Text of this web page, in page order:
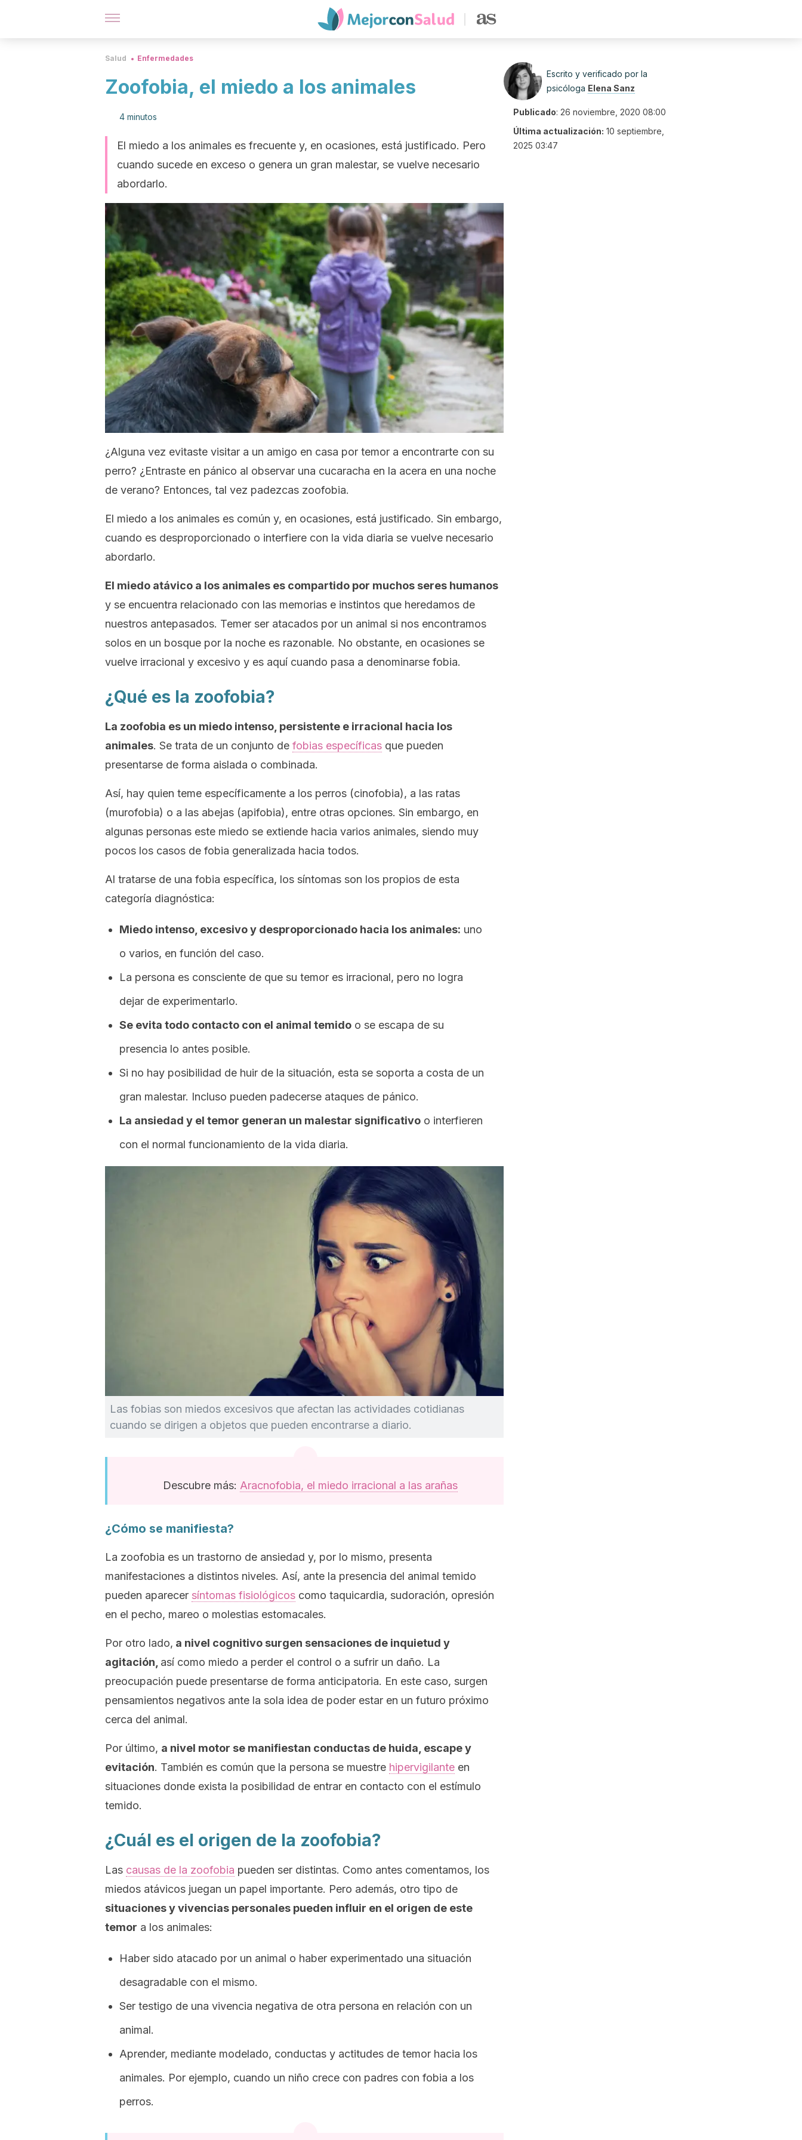
Salud Enfermedades
Zoofobia, el miedo a los animales
4 minutos
El miedo a los animales es frecuente y, en ocasiones, está justificado. Pero
cuando sucede en exceso o genera un gran malestar, se vuelve necesario
abordarlo.
¿Alguna vez evitaste visitar a un amigo en casa por temor a encontrarte con su
perro? ¿Entraste en pánico al observar una cucaracha en la acera en una noche
de verano? Entonces, tal vez padezcas zoofobia.
El miedo a los animales es común y, en ocasiones, está justificado. Sin embargo,
cuando es desproporcionado o interfiere con la vida diaria se vuelve necesario
abordarlo.
El miedo atávico a los animales es compartido por muchos seres humanos
y se encuentra relacionado con las memorias e instintos que heredamos de
nuestros antepasados. Temer ser atacados por un animal si nos encontramos
solos en un bosque por la noche es razonable. No obstante, en ocasiones se
vuelve irracional y excesivo y es aquí cuando pasa a denominarse fobia.
¿Qué es la zoofobia?
La zoofobia es un miedo intenso, persistente e irracional hacia los
animales. Se trata de un conjunto de fobias específicas que pueden
presentarse de forma aislada o combinada.
Así, hay quien teme específicamente a los perros (cinofobia), a las ratas
(murofobia) o a las abejas (apifobia), entre otras opciones. Sin embargo, en
algunas personas este miedo se extiende hacia varios animales, siendo muy
pocos los casos de fobia generalizada hacia todos.
Al tratarse de una fobia específica, los síntomas son los propios de esta
categoría diagnóstica:
Miedo intenso, excesivo y desproporcionado hacia los animales: uno
o varios, en función del caso.
La persona es consciente de que su temor es irracional, pero no logra
dejar de experimentarlo.
Se evita todo contacto con el animal temido o se escapa de su
presencia lo antes posible.
Si no hay posibilidad de huir de la situación, esta se soporta a costa de un
gran malestar. Incluso pueden padecerse ataques de pánico.
La ansiedad y el temor generan un malestar significativo o interfieren
con el normal funcionamiento de la vida diaria.
Las fobias son miedos excesivos que afectan las actividades cotidianas
cuando se dirigen a objetos que pueden encontrarse a diario.
Descubre más: Aracnofobia, el miedo irracional a las arañas
¿Cómo se manifiesta?
La zoofobia es un trastorno de ansiedad y, por lo mismo, presenta
manifestaciones a distintos niveles. Así, ante la presencia del animal temido
pueden aparecer síntomas fisiológicos como taquicardia, sudoración, opresión
en el pecho, mareo o molestias estomacales.
Por otro lado, a nivel cognitivo surgen sensaciones de inquietud y
agitación, así como miedo a perder el control o a sufrir un daño. La
preocupación puede presentarse de forma anticipatoria. En este caso, surgen
pensamientos negativos ante la sola idea de poder estar en un futuro próximo
cerca del animal.
Por último, a nivel motor se manifiestan conductas de huida, escape y
evitación. También es común que la persona se muestre hipervigilante en
situaciones donde exista la posibilidad de entrar en contacto con el estímulo
temido.
¿Cuál es el origen de la zoofobia?
Las causas de la zoofobia pueden ser distintas. Como antes comentamos, los
miedos atávicos juegan un papel importante. Pero además, otro tipo de
situaciones y vivencias personales pueden influir en el origen de este
temor a los animales:
Haber sido atacado por un animal o haber experimentado una situación
desagradable con el mismo.
Ser testigo de una vivencia negativa de otra persona en relación con un
animal.
Aprender, mediante modelado, conductas y actitudes de temor hacia los
animales. Por ejemplo, cuando un niño crece con padres con fobia a los
perros.
Escrito y verificado por la
psicóloga Elena Sanz
Publicado: 26 noviembre, 2020 08:00
Última actualización: 10 septiembre,
2025 03:47